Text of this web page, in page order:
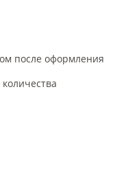
после оформления